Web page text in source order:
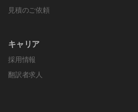
見積のご依頼
キャリア
採用情報
翻訳者求人